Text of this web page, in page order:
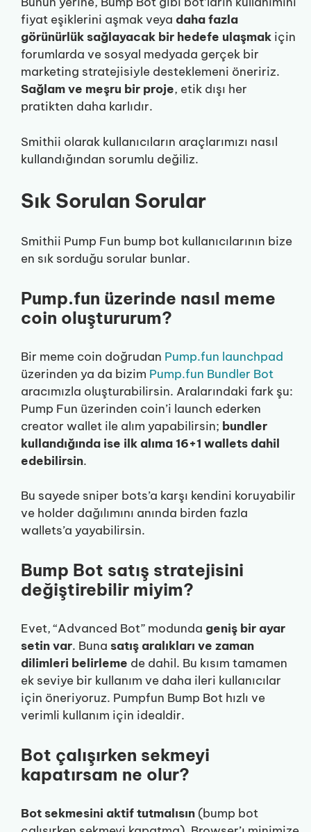
fiyat eşiklerini aşmak veya daha fazla
görünürlük sağlayacak bir hedefe ulaşmak için
forumlarda ve sosyal medyada gerçek bir
marketing stratejisiyle desteklemeni öneririz.
Sağlam ve meşru bir proje, etik dışı her
pratikten daha karlıdır.
Smithii olarak kullanıcıların araçlarımızı nasıl
kullandığından sorumlu değiliz.
Sık Sorulan Sorular
Smithii Pump Fun bump bot kullanıcılarının bize
en sık sorduğu sorular bunlar.
Pump.fun üzerinde nasıl meme
coin oluştururum?
Bir meme coin doğrudan Pump.fun launchpad
üzerinden ya da bizim Pump.fun Bundler Bot
aracımızla oluşturabilirsin. Aralarındaki fark şu:
Pump Fun üzerinden coin’i launch ederken
creator wallet ile alım yapabilirsin; bundler
kullandığında ise ilk alıma 16+1 wallets dahil
edebilirsin.
Bu sayede sniper bots’a karşı kendini koruyabilir
ve holder dağılımını anında birden fazla
wallets’a yayabilirsin.
Bump Bot satış stratejisini
değiştirebilir miyim?
Evet, “Advanced Bot” modunda geniş bir ayar
setin var. Buna satış aralıkları ve zaman
dilimleri belirleme de dahil. Bu kısım tamamen
ek seviye bir kullanım ve daha ileri kullanıcılar
için öneriyoruz. Pumpfun Bump Bot hızlı ve
verimli kullanım için idealdir.
Bot çalışırken sekmeyi
kapatırsam ne olur?
Bot sekmesini aktif tutmalısın (bump bot